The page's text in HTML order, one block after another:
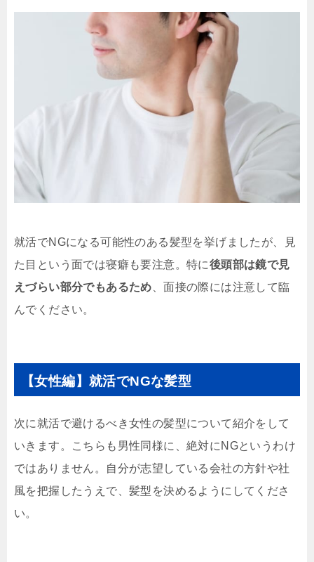
就活でNGになる可能性のある髪型を挙げましたが、見
た目という面では寝癖も要注意。特に後頭部は鏡で見
えづらい部分でもあるため 、面接の際には注意して臨
んでください。
【女性編】就活でNGな髪型
次に就活で避けるべき女性の髪型について紹介をして
いきます。こちらも男性同様に、絶対にNGというわけ
ではありません。自分が志望している会社の方針や社
風を把握したうえで、髪型を決めるようにしてくださ
い。